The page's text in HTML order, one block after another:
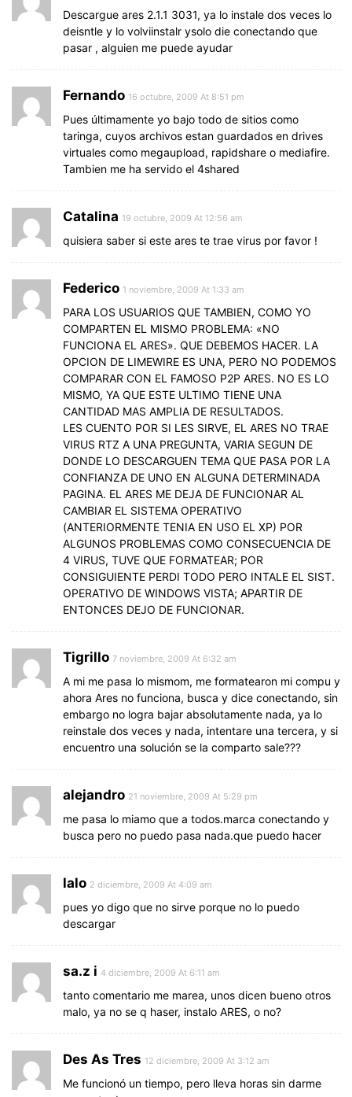
Descargue ares 2.1.1 3031, ya lo instale dos veces lo
deisntle y lo volviinstalr ysolo die conectando que
pasar , alguien me puede ayudar
Fernando 16 octubre, 2009 At 8:51 pm
Pues últimamente yo bajo todo de sitios como
taringa, cuyos archivos estan guardados en drives
virtuales como megaupload, rapidshare o mediafire.
Tambien me ha servido el 4shared
Catalina 19 octubre, 2009 At 12:56 am
quisiera saber si este ares te trae virus por favor !
Federico 1 noviembre, 2009 At 1:33 am
PARA LOS USUARIOS QUE TAMBIEN, COMO YO
COMPARTEN EL MISMO PROBLEMA: «NO
FUNCIONA EL ARES». QUE DEBEMOS HACER. LA
OPCION DE LIMEWIRE ES UNA, PERO NO PODEMOS
COMPARAR CON EL FAMOSO P2P ARES. NO ES LO
MISMO, YA QUE ESTE ULTIMO TIENE UNA
CANTIDAD MAS AMPLIA DE RESULTADOS.
LES CUENTO POR SI LES SIRVE, EL ARES NO TRAE
VIRUS RTZ A UNA PREGUNTA, VARIA SEGUN DE
DONDE LO DESCARGUEN TEMA QUE PASA POR LA
CONFIANZA DE UNO EN ALGUNA DETERMINADA
PAGINA. EL ARES ME DEJA DE FUNCIONAR AL
CAMBIAR EL SISTEMA OPERATIVO
(ANTERIORMENTE TENIA EN USO EL XP) POR
ALGUNOS PROBLEMAS COMO CONSECUENCIA DE
4 VIRUS, TUVE QUE FORMATEAR; POR
CONSIGUIENTE PERDI TODO PERO INTALE EL SIST.
OPERATIVO DE WINDOWS VISTA; APARTIR DE
ENTONCES DEJO DE FUNCIONAR.
Tigrillo 7 noviembre, 2009 At 6:32 am
A mi me pasa lo mismom, me formatearon mi compu y
ahora Ares no funciona, busca y dice conectando, sin
embargo no logra bajar absolutamente nada, ya lo
reinstale dos veces y nada, intentare una tercera, y si
encuentro una solución se la comparto sale???
alejandro 21 noviembre, 2009 At 5:29 pm
me pasa lo miamo que a todos.marca conectando y
busca pero no puedo pasa nada.que puedo hacer
lalo 2 diciembre, 2009 At 4:09 am
pues yo digo que no sirve porque no lo puedo
descargar
sa.z i 4 diciembre, 2009 At 6:11 am
tanto comentario me marea, unos dicen bueno otros
malo, ya no se q haser, instalo ARES, o no?
Des As Tres 12 diciembre, 2009 At 3:12 am
Me funcionó un tiempo, pero lleva horas sin darme